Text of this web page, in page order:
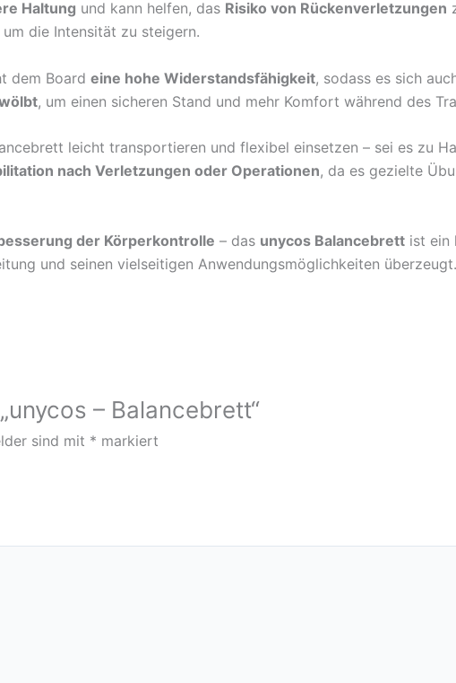
Haltung und kann helfen, das Risiko von Rückenverletzungen
um die Intensität zu steigern.
dem Board eine hohe Widerstandsfähigkeit, sodass es sich
, um einen sicheren Stand und mehr Komfort während des
leicht transportieren und flexibel einsetzen – sei es zu
nach Verletzungen oder Operationen, da es gezielte
der Körperkontrolle – das unycos Balancebrett ist ein
und seinen vielseitigen Anwendungsmöglichkeiten überzeugt.
– Balancebrett“
sind mit * markiert